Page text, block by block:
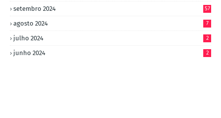
setembro 2024 57
agosto 2024 7
julho 2024 2
junho 2024 2